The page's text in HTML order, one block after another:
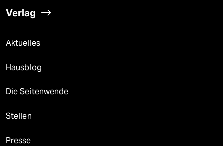
Verlag
Aktuelles
Hausblog
Die Seitenwende
Stellen
Presse